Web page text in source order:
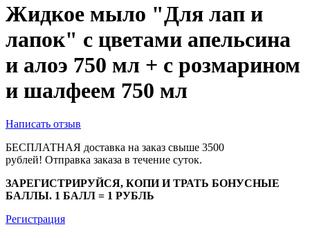
Жидкое мыло "Для лап и
лапок" с цветами апельсина
и алоэ 750 мл + с розмарином
и шалфеем 750 мл
Написать отзыв
БЕСПЛАТНАЯ доставка на заказ свыше 3500
рублей! Отправка заказа в течение суток.
ЗАРЕГИСТРИРУЙСЯ, КОПИ И ТРАТЬ БОНУСНЫЕ
БАЛЛЫ. 1 БАЛЛ = 1 РУБЛЬ
Регистрация